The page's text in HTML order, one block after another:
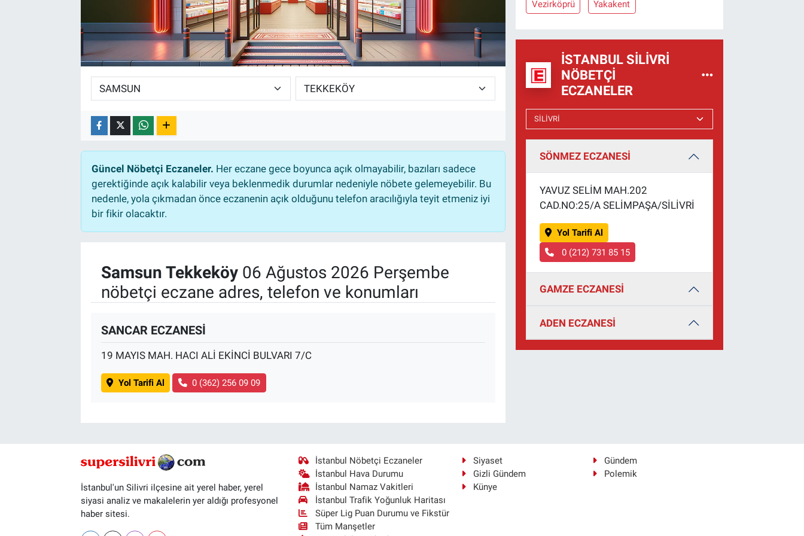
Güncel Nöbetçi Eczaneler. Her eczane gece boyunca açık olmayabilir, bazıları sadece
gerektiğinde açık kalabilir veya beklenmedik durumlar nedeniyle nöbete gelemeyebilir. Bu
nedenle, yola çıkmadan önce eczanenin açık olduğunu telefon aracılığıyla teyit etmeniz iyi
bir fikir olacaktır.
Samsun Tekkeköy06 Ağustos 2026 Perşembe
nöbetçi eczane adres, telefon ve konumları
SANCAR ECZANESİ
19 MAYIS MAH. HACI ALİ EKİNCİ BULVARI 7/C
Yol Tarifi Al 0 (362) 256 09 09
Vezirköprü Yakakent
İSTANBUL SILIVRI
NÖBETÇI
ECZANELER
SÖNMEZ ECZANESİ
YAVUZ SELİM MAH.202
CAD.NO:25/A SELİMPAŞA/SİLİVRİ
Yol Tarifi Al
0 (212) 731 85 15
GAMZE ECZANESİ
ADEN ECZANESİ
İstanbul'un Silivri ilçesine ait yerel haber, yerel
siyasi analiz ve makalelerin yer aldığı profesyonel
haber sitesi.
İstanbul Nöbetçi Eczaneler
İstanbul Hava Durumu
İstanbul Namaz Vakitleri
İstanbul Trafik Yoğunluk Haritası
Süper Lig Puan Durumu ve Fikstür
Tüm Manşetler
Siyaset
Gündem
Gizli Gündem
Polemik
Künye